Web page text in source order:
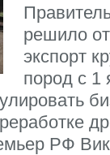
решило
экспорт
пород с 1
РФ